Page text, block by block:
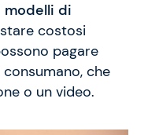
modelli di
costosi
pagare
che
o un video.